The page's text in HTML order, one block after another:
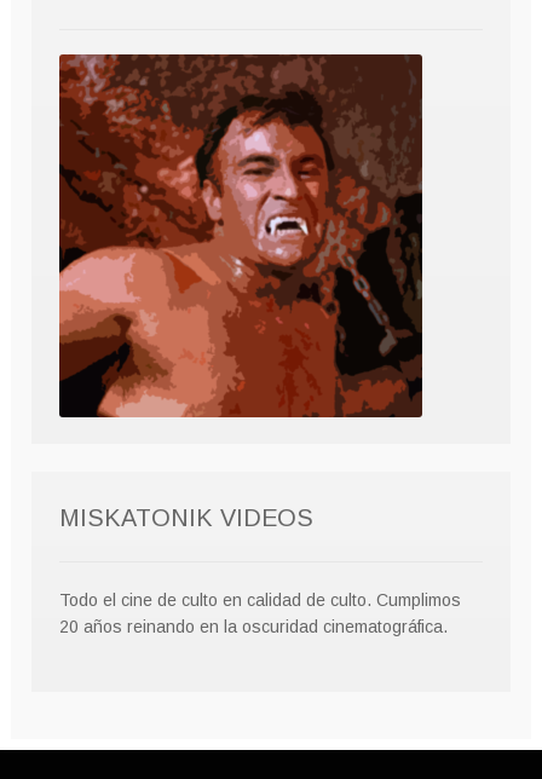
MISKATONIK VIDEOS
Todo el cine de culto en calidad de culto. Cumplimos
20 años reinando en la oscuridad cinematográfica.